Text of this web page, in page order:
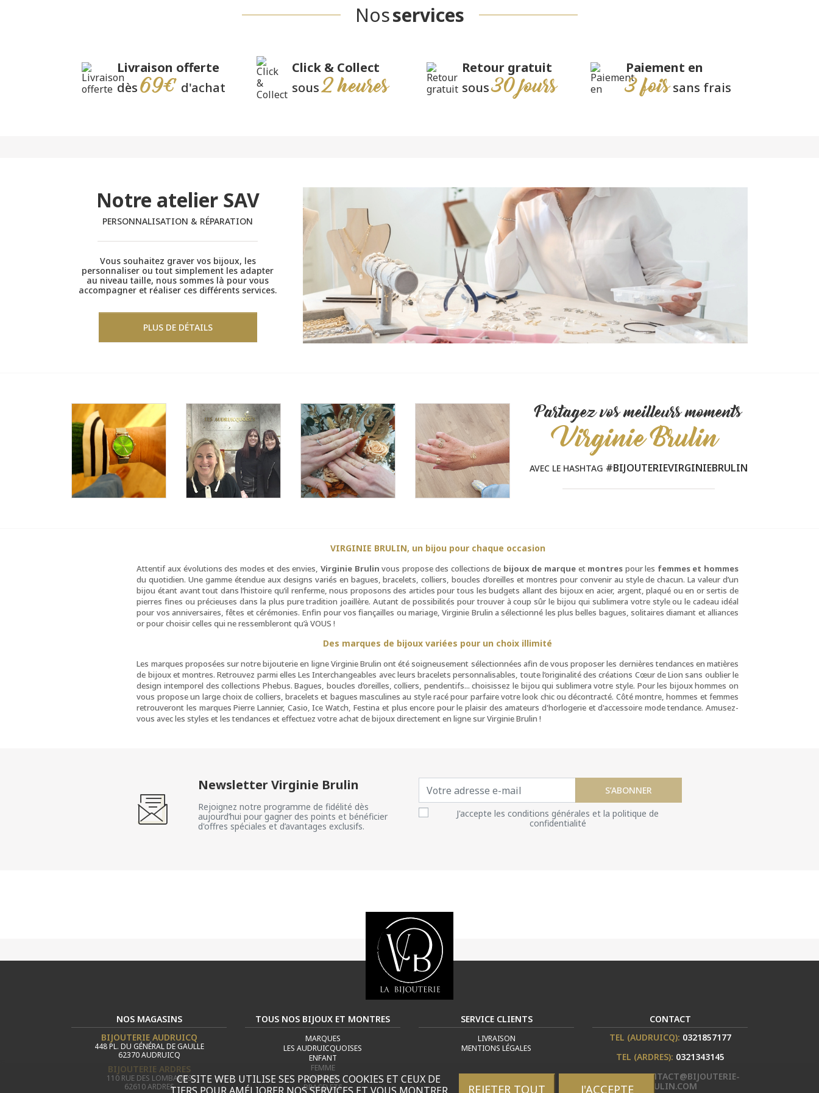
Nosservices
Livraison offerte
dès69€ d'achat
Click & Collect
sous2 heures
Retour gratuit
sous30 jours
Paiement en
3 foissans frais
Notre atelier SAV
PERSONNALISATION & RÉPARATION
Vous souhaitez graver vos bijoux, les
personnaliser ou tout simplement les adapter
au niveau taille, nous sommes là pour vous
accompagner et réaliser ces différents services.
PLUS DE DÉTAILS
Partagez vos meilleurs moments
Virginie Brulin
AVEC LE HASHTAG #BIJOUTERIEVIRGINIEBRULIN
VIRGINIE BRULIN, un bijou pour chaque occasion
Attentif aux évolutions des modes et des envies, Virginie Brulin vous propose des collections de bijoux de marque et montres pour les femmes et hommes
du quotidien. Une gamme étendue aux designs variés en bagues, bracelets, colliers, boucles d’oreilles et montres pour convenir au style de chacun. La valeur d’un
bijou étant avant tout dans l’histoire qu’il renferme, nous proposons des articles pour tous les budgets allant des bijoux en acier, argent, plaqué ou en or sertis de
pierres fines ou précieuses dans la plus pure tradition joaillère. Autant de possibilités pour trouver à coup sûr le bijou qui sublimera votre style ou le cadeau idéal
pour vos anniversaires, fêtes et cérémonies. Enfin pour vos fiançailles ou mariage, Virginie Brulin a sélectionné les plus belles bagues, solitaires diamant et alliances
or pour choisir celles qui ne ressembleront qu’à VOUS !
Des marques de bijoux variées pour un choix illimité
Les marques proposées sur notre bijouterie en ligne Virginie Brulin ont été soigneusement sélectionnées afin de vous proposer les dernières tendances en matières
de bijoux et montres. Retrouvez parmi elles Les Interchangeables avec leurs bracelets personnalisables, toute l’originalité des créations Cœur de Lion sans oublier le
design intemporel des collections Phebus. Bagues, boucles d’oreilles, colliers, pendentifs... choisissez le bijou qui sublimera votre style. Pour les bijoux hommes on
vous propose un large choix de colliers, bracelets et bagues masculines au style racé pour parfaire votre look chic ou décontracté. Côté montre, hommes et femmes
retrouveront les marques Pierre Lannier, Casio, Ice Watch, Festina et plus encore pour le plaisir des amateurs d'horlogerie et d'accessoire mode tendance. Amusez-
vous avec les styles et les tendances et effectuez votre achat de bijoux directement en ligne sur Virginie Brulin !
Newsletter Virginie Brulin
Rejoignez notre programme de fidélité dès
aujourd’hui pour gagner des points et bénéficier
d'offres spéciales et d’avantages exclusifs.
S’ABONNER
J'accepte les conditions générales et la politique de
confidentialité
NOS MAGASINS
BIJOUTERIE AUDRUICQ
448 PL. DU GÉNÉRAL DE GAULLE
62370 AUDRUICQ
BIJOUTERIE ARDRES
110 RUE DES LOMBARDS
62610 ARDRES
TOUS NOS BIJOUX ET MONTRES
MARQUES
LES AUDRUICQUOISES
ENFANT
FEMME
HOMME
BRACELETS
SERVICE CLIENTS
LIVRAISON
MENTIONS LÉGALES
CONTACT
TEL (AUDRUICQ): 0321857177
TEL (ARDRES): 0321343145
E-MAIL :CONTACT@BIJOUTERIE-
BRULIN.COM
CE SITE WEB UTILISE SES PROPRES COOKIES ET CEUX DE
REJETER TOUT J'ACCEPTE